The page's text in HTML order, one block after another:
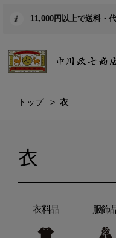
11,000円以上で送料・
トップ 衣
衣
衣料品 服飾